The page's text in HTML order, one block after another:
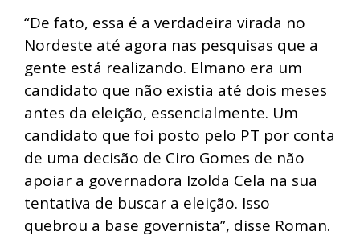
“De fato, essa é a verdadeira virada no
Nordeste até agora nas pesquisas que a
gente está realizando. Elmano era um
candidato que não existia até dois meses
antes da eleição, essencialmente. Um
candidato que foi posto pelo PT por conta
de uma decisão de Ciro Gomes de não
apoiar a governadora Izolda Cela na sua
tentativa de buscar a eleição. Isso
quebrou a base governista”, disse Roman.